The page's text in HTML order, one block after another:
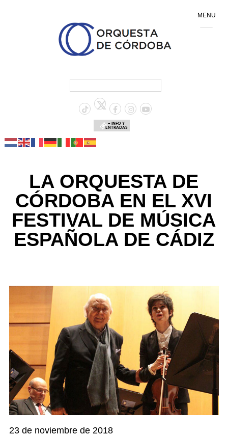
+ INFO Y
ENTRADAS
LA ORQUESTA DE
CÓRDOBA EN EL XVI
FESTIVAL DE MÚSICA
ESPAÑOLA DE CÁDIZ
23 de noviembre de 2018
MENU